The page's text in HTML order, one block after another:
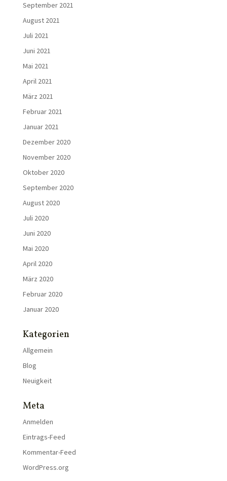
September 2021
August 2021
Juli 2021
Juni 2021
Mai 2021
April 2021
März 2021
Februar 2021
Januar 2021
Dezember 2020
November 2020
Oktober 2020
September 2020
August 2020
Juli 2020
Juni 2020
Mai 2020
April 2020
März 2020
Februar 2020
Januar 2020
Kategorien
Allgemein
Blog
Neuigkeit
Meta
Anmelden
Eintrags-Feed
Kommentar-Feed
WordPress.org